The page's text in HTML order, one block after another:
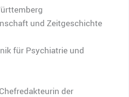
und Zeitgeschichte
für Psychiatrie und
der